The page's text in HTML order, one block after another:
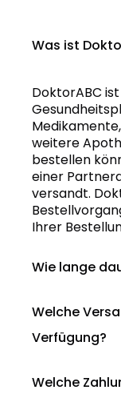
Was ist
DoktorABC
weitere
bestellen
einer
versandt.
Ihrer
Wie lange
Welche
Verfügung?
Welche